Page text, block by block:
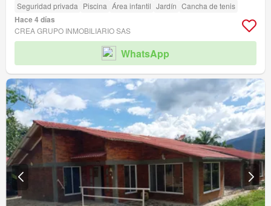
Seguridad privada Piscina Área infantil Jardín Cancha de tenis
Hace 4 días
CREA GRUPO INMOBILIARIO SAS
WhatsApp